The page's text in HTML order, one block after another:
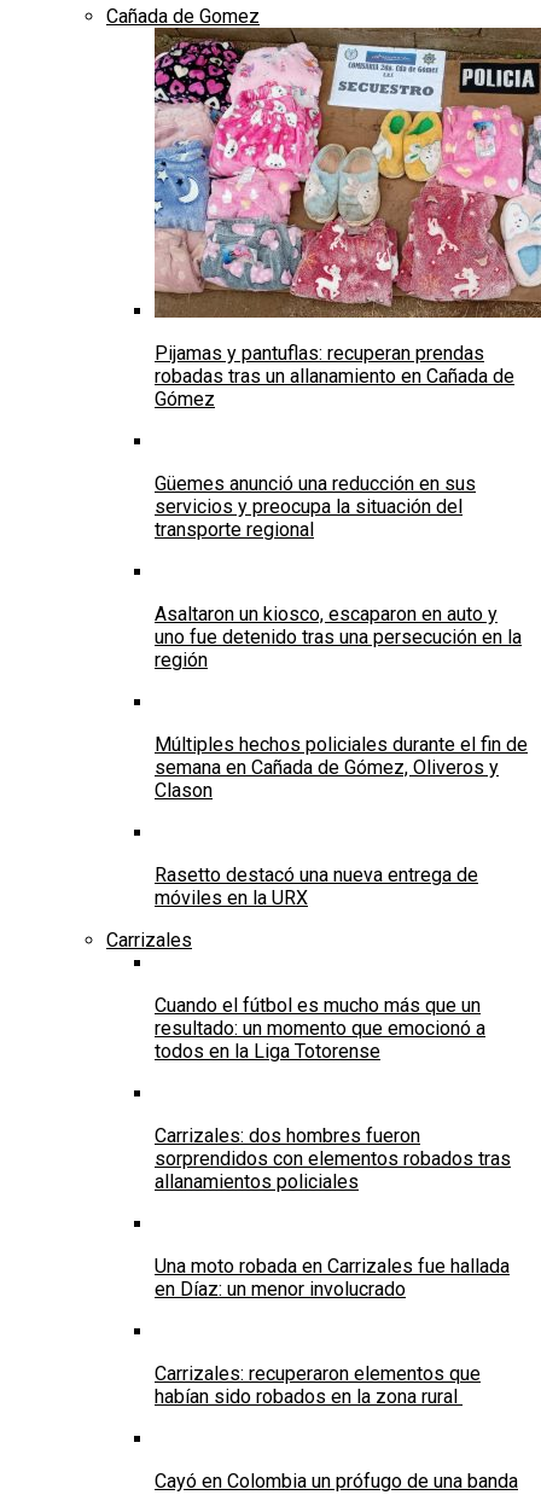
Cañada de Gomez
Pijamas y pantuflas: recuperan prendas
robadas tras un allanamiento en Cañada de
Gómez
Güemes anunció una reducción en sus
servicios y preocupa la situación del
transporte regional
Asaltaron un kiosco, escaparon en auto y
uno fue detenido tras una persecución en la
región
Múltiples hechos policiales durante el fin de
semana en Cañada de Gómez, Oliveros y
Clason
Rasetto destacó una nueva entrega de
móviles en la URX
Carrizales
Cuando el fútbol es mucho más que un
resultado: un momento que emocionó a
todos en la Liga Totorense
Carrizales: dos hombres fueron
sorprendidos con elementos robados tras
allanamientos policiales
Una moto robada en Carrizales fue hallada
en Díaz: un menor involucrado
Carrizales: recuperaron elementos que
habían sido robados en la zona rural
Cayó en Colombia un prófugo de una banda